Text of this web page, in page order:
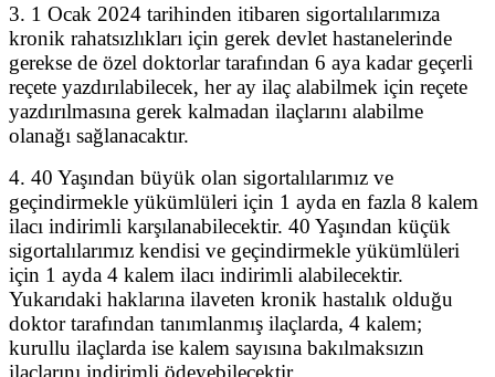
3. 1 Ocak 2024 tarihinden itibaren sigortalılarımıza
kronik rahatsızlıkları için gerek devlet hastanelerinde
gerekse de özel doktorlar tarafından 6 aya kadar geçerli
reçete yazdırılabilecek, her ay ilaç alabilmek için reçete
yazdırılmasına gerek kalmadan ilaçlarını alabilme
olanağı sağlanacaktır.
4. 40 Yaşından büyük olan sigortalılarımız ve
geçindirmekle yükümlüleri için 1 ayda en fazla 8 kalem
ilacı indirimli karşılanabilecektir. 40 Yaşından küçük
sigortalılarımız kendisi ve geçindirmekle yükümlüleri
için 1 ayda 4 kalem ilacı indirimli alabilecektir.
Yukarıdaki haklarına ilaveten kronik hastalık olduğu
doktor tarafından tanımlanmış ilaçlarda, 4 kalem;
kurullu ilaçlarda ise kalem sayısına bakılmaksızın
ilaçlarını indirimli ödeyebilecektir.